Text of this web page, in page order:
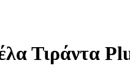
Τιράντα